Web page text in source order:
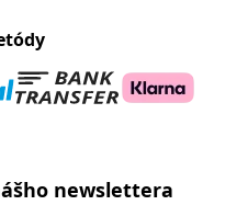
newslettera